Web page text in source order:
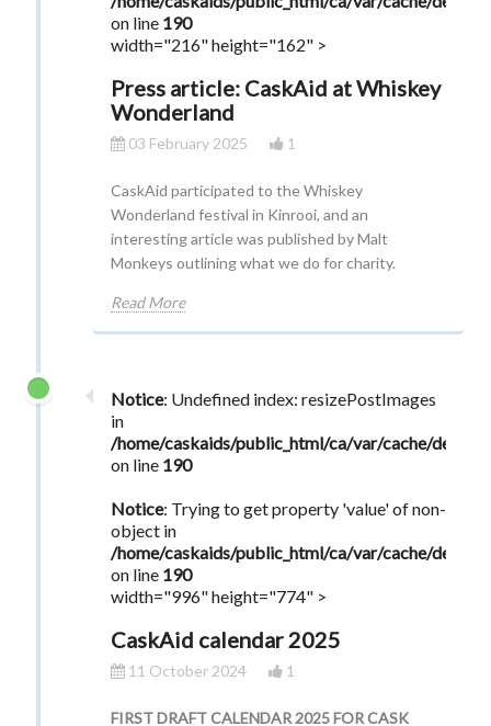
on line 190
width="216" height="162" >
Press article: CaskAid at Whiskey
Wonderland
03 February 2025 1
CaskAid participated to the Whiskey
Wonderland festival in Kinrooi, and an
interesting article was published by Malt
Monkeys outlining what we do for charity.
Read More
Notice: Undefined index: resizePostImages
in
/home/caskaids/public_html/ca/var/cache/dev/
on line 190
Notice: Trying to get property 'value' of non-
object in
/home/caskaids/public_html/ca/var/cache/dev/
on line 190
width="996" height="774" >
CaskAid calendar 2025
11 October 2024 1
FIRST DRAFT CALENDAR 2025 FOR CASK